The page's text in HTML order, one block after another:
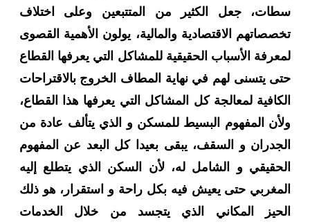
سطات، جعل الكثير من المتتبعين وعلى اختلاف
تخصصاتهم الاقتصادية والمالية، يولون الأهمية القصوى
لمعرفة الأسباب الحقيقية للمشاكل التي يعرفها القطاع
حتى يتسنى لهم في نهاية المطاف الخروج بالاقتراحات
الكافية لمعالجة كل المشاكل التي يعرفها هذا القطاع،
ولأن المفهوم البسيط للمسكن و الذي يتألف عادة من
الجدران و السقف، يبقى بعيدا كل البعد عن المفهوم
الحقيقي و الشامل له، لأن السكن الذي يتطلع إليه
المغربي حتى يعيش فيه بكل راحة و استقرار، هو ذلك
الحيز المكاني الذي يتجسد من خلال الخدمات